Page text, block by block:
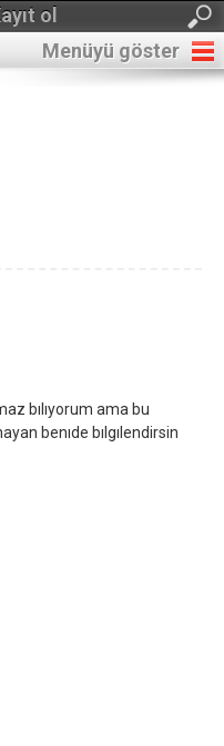
ol
Menüyü göster
bılıyorum ama bu
benıde bılgılendirsin